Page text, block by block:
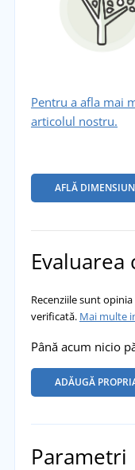
Pentru a afla mai
articolul nostru.
AFLĂ
Recenziile sunt
verificată. Mai multe
Până acum nicio
ADĂUGĂ
Parametri